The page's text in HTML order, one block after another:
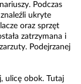
Podczas
ukryte
oraz sprzęt
zatrzymana i
Podejrzanej
ulicę obok. Tutaj